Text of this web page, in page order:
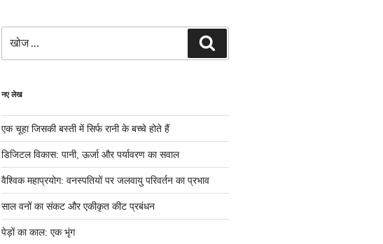
नए लेख
एक चूहा जिसकी बस्ती में सिर्फ रानी के बच्चे होते हैं
डिजिटल विकास: पानी, ऊर्जा और पर्यावरण का सवाल
वैश्विक महाप्रयोग: वनस्पतियों पर जलवायु परिवर्तन का प्रभाव
साल वनों का संकट और एकीकृत कीट प्रबंधन
पेड़ों का काल: एक भृंग